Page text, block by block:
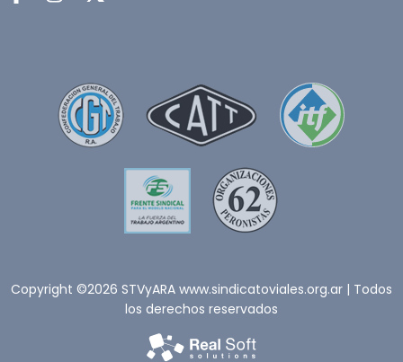
Copyright ©2026 STVyARA www.sindicatoviales.org.ar | Todos
los derechos reservados